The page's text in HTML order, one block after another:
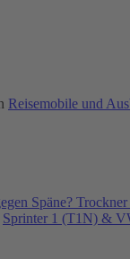
Reisemobile und
Späne?
Sprinter 1 (T1N) &